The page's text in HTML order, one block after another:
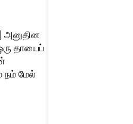
| அனுதின
தாயைப்
நம் மேல்